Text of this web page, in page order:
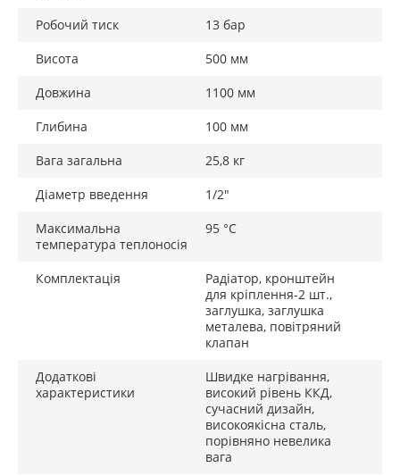
Робочий тиск
13 бар
Висота
500 мм
Довжина
1100 мм
Глибина
100 мм
Вага загальна
25,8 кг
Діаметр введення
1/2"
Максимальна
температура теплоносія
95 °C
Комплектація
Радіатор, кронштейн
для кріплення-2 шт.,
заглушка, заглушка
металева, повітряний
клапан
Додаткові
характеристики
Швидке нагрівання,
високий рівень ККД,
сучасний дизайн,
високоякісна сталь,
порівняно невелика
вага